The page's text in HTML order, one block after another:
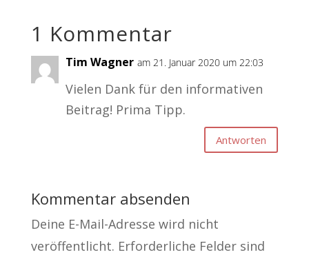
1 Kommentar
Tim Wagner am 21. Januar 2020 um 22:03
Vielen Dank für den informativen
Beitrag! Prima Tipp.
Antworten
Kommentar absenden
Deine E-Mail-Adresse wird nicht
veröffentlicht. Erforderliche Felder sind